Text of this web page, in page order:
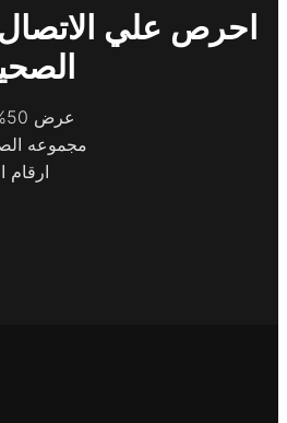
احرص علي الاتصال
مجموعه
ارقام